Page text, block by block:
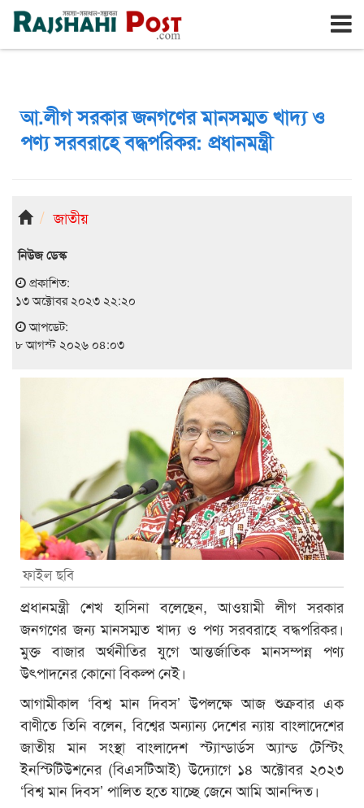
রাজশাহী শনিবার, ৮ই আগস্ট ২০২৬, ২৪শে শ্রাবণ ১৪৩৩
আ.লীগ সরকার জনগণের মানসম্মত খাদ্য ও
পণ্য সরবরাহে বদ্ধপরিকর: প্রধানমন্ত্রী
জাতীয়
নিউজ ডেস্ক
প্রকাশিত:
১৩ অক্টোবর ২০২৩ ২২:২০
আপডেট:
৮ আগস্ট ২০২৬ ০৪:০৩
ফাইল ছবি
প্রধানমন্ত্রী শেখ হাসিনা বলেছেন, আওয়ামী লীগ সরকার
জনগণের জন্য মানসম্মত খাদ্য ও পণ্য সরবরাহে বদ্ধপরিকর।
মুক্ত বাজার অর্থনীতির যুগে আন্তর্জাতিক মানসম্পন্ন পণ্য
উৎপাদনের কোনো বিকল্প নেই।
আগামীকাল ‘বিশ্ব মান দিবস’ উপলক্ষে আজ শুক্রবার এক
বাণীতে তিনি বলেন, বিশ্বের অন্যান্য দেশের ন্যায় বাংলাদেশের
জাতীয় মান সংস্থা বাংলাদেশ স্ট্যান্ডার্ডস অ্যান্ড টেস্টিং
ইনস্টিটিউশনের (বিএসটিআই) উদ্যোগে ১৪ অক্টোবর ২০২৩
‘বিশ্ব মান দিবস’ পালিত হতে যাচ্ছে জেনে আমি আনন্দিত।